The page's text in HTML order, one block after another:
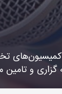
کمیسیون‌های
و تامین